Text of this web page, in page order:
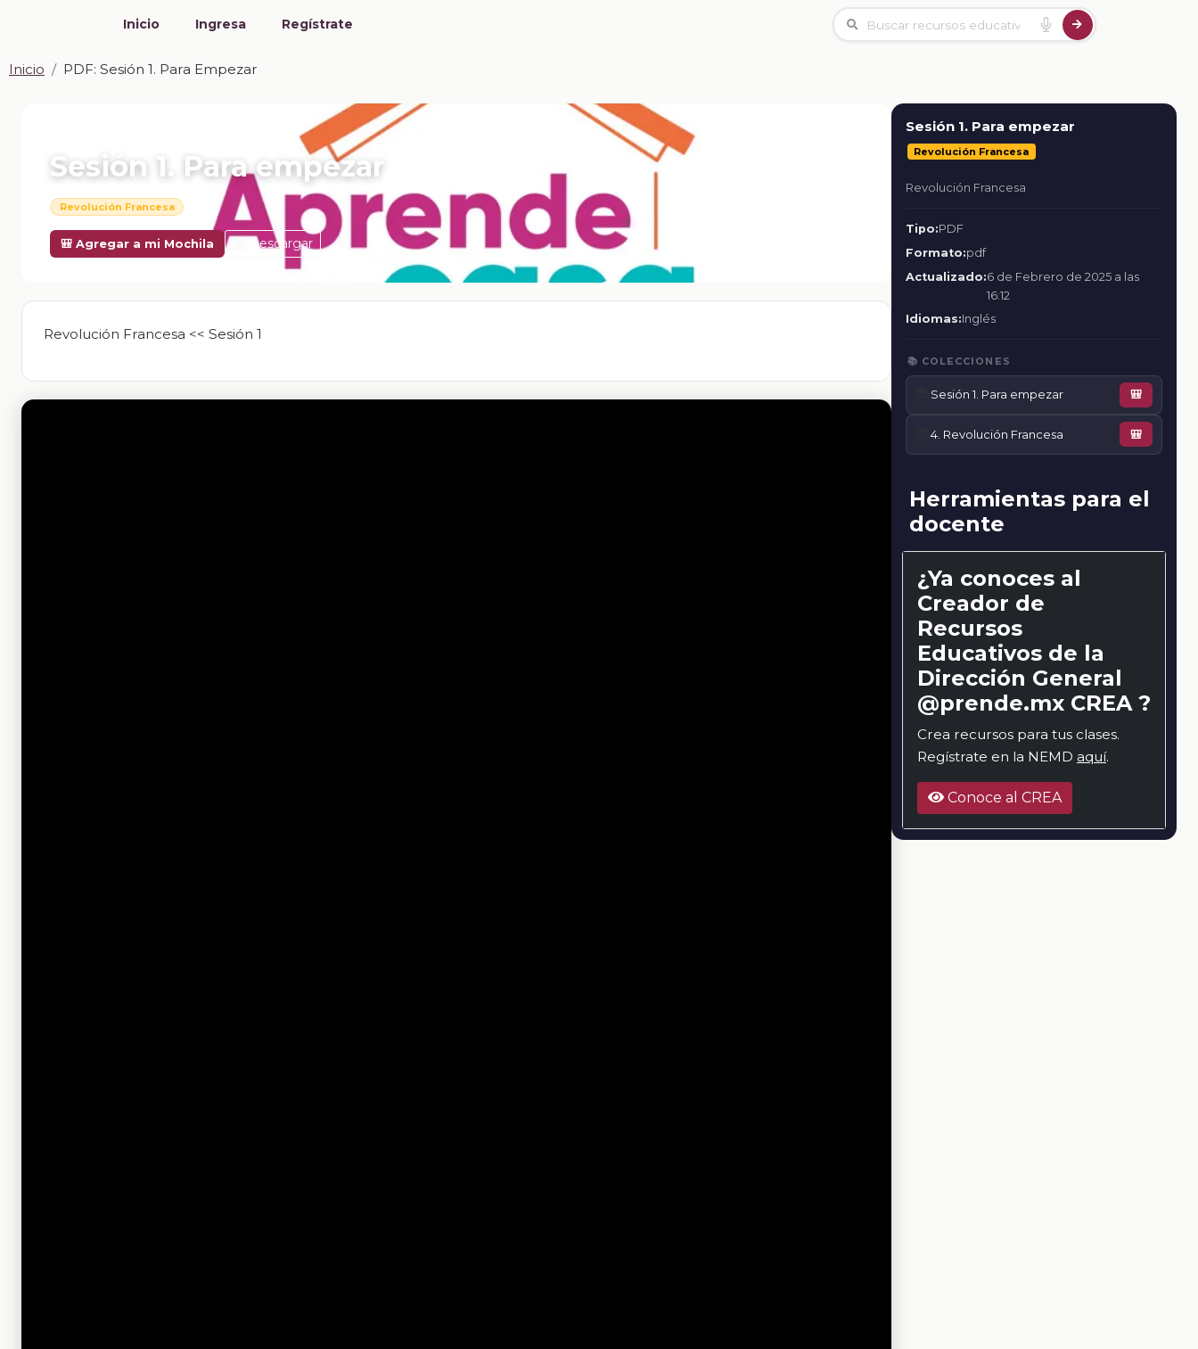
Inicio Ingresa Regístrate
Inicio PDF: Sesión 1. Para Empezar
Sesión 1. Para empezar
Revolución Francesa
🎒 Agregar a mi Mochila Descargar
Revolución Francesa << Sesión 1
Sesión 1. Para empezar
Revolución Francesa
Revolución Francesa
Tipo:PDF
Formato:pdf
Actualizado:6 de Febrero de 2025 a las
16:12
Idiomas:Inglés
📚 COLECCIONES
Sesión 1. Para empezar 🎒
📚4. Revolución Francesa 🎒
Herramientas para el
docente
¿Ya conoces al
Creador de
Recursos
Educativos de la
Dirección General
@prende.mx CREA ?
Crea recursos para tus clases.
Regístrate en la NEMD aquí.
Conoce al CREA